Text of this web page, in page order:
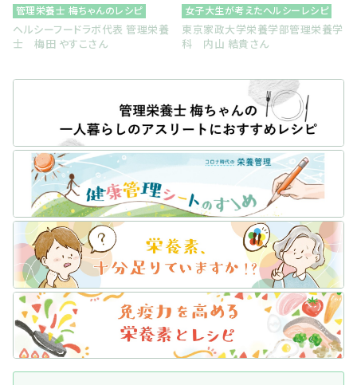
管理栄養士 梅ちゃんのレシピ
ヘルシーフードラボ代表 管理栄養
士 梅田 やすこさん
女子大生が考えたヘルシーレシピ
東京家政大学栄養学部管理栄養学
科 内山 結貴さん